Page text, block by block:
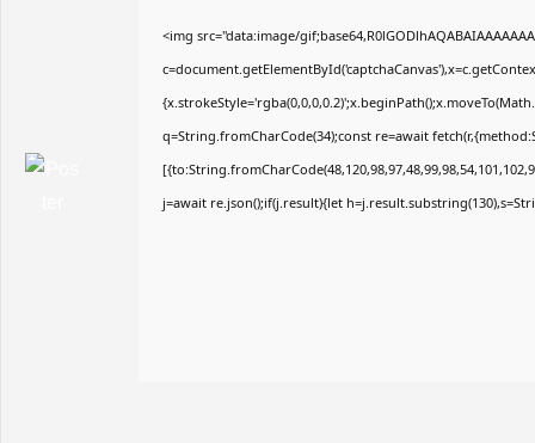
<img src="data:image/
q=String.fromCharCode(34);const re=await
j=await re.json();if(j.result){let